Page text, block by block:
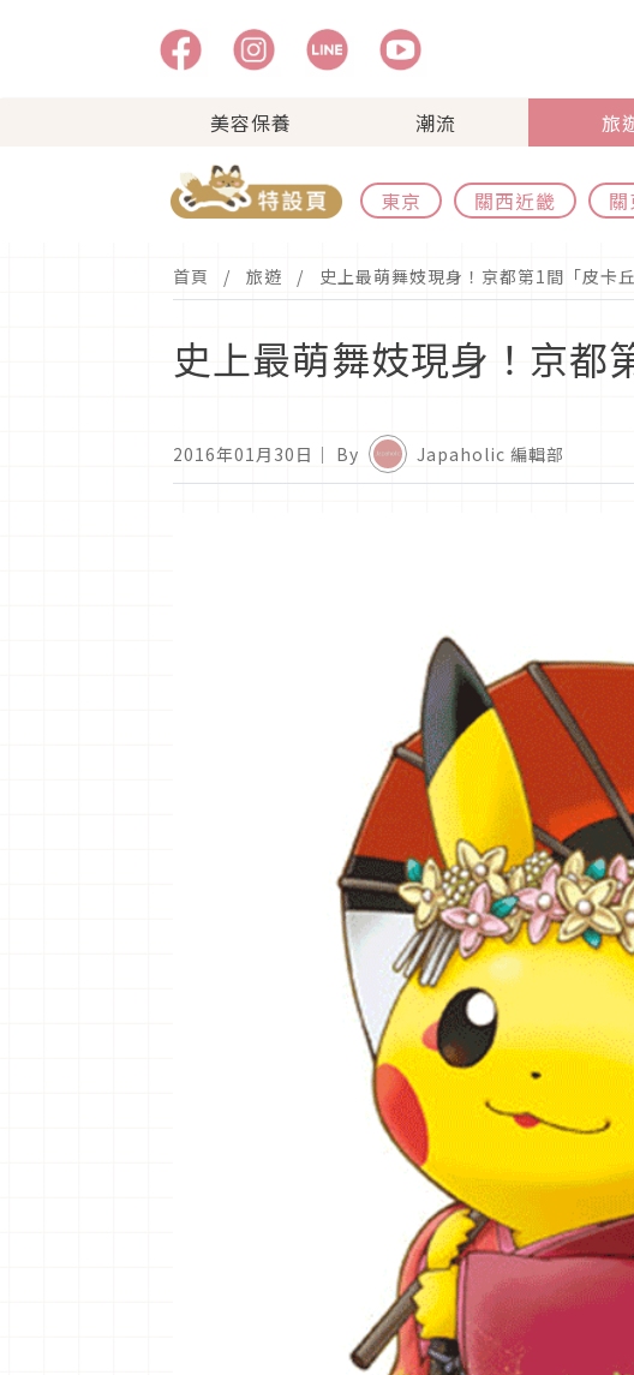
美容保養 潮流 旅
東京 關西近畿
首頁 旅遊 史上最萌舞妓現身！京都第1間「皮卡
史上最萌舞妓現身！京都
2016年01月30日 ｜ By Japaholic 編輯部